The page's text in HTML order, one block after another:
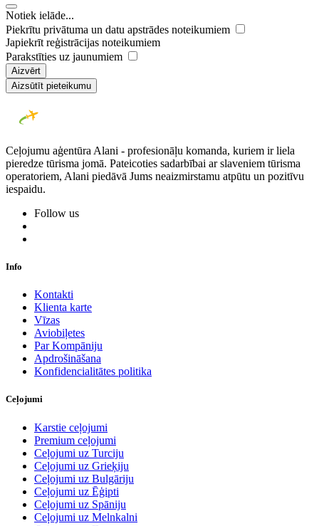
Notiek ielāde...
Piekrītu privātuma un datu apstrādes noteikumiem
Japiekrīt reģistrācijas noteikumiem
Parakstīties uz jaunumiem
Aizvērt
Aizsūtīt pieteikumu
Ceļojumu aģentūra Alani - profesionāļu komanda, kuriem ir liela
pieredze tūrisma jomā. Pateicoties sadarbībai ar slaveniem tūrisma
operatoriem, Alani piedāvā Jums neaizmirstamu atpūtu un pozitīvu
iespaidu.
Follow us
Info
Kontakti
Klienta karte
Vīzas
Aviobiļetes
Par Kompāniju
Apdrošināšana
Konfidencialitātes politika
Ceļojumi
Karstie ceļojumi
Premium ceļojumi
Ceļojumi uz Turciju
Ceļojumi uz Grieķiju
Ceļojumi uz Bulgāriju
Ceļojumi uz Ēģipti
Ceļojumi uz Spāniju
Ceļojumi uz Melnkalni